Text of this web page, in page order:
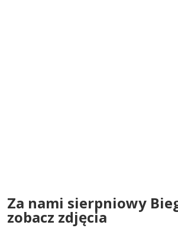
Za nami sierpniowy
zobacz zdjęcia